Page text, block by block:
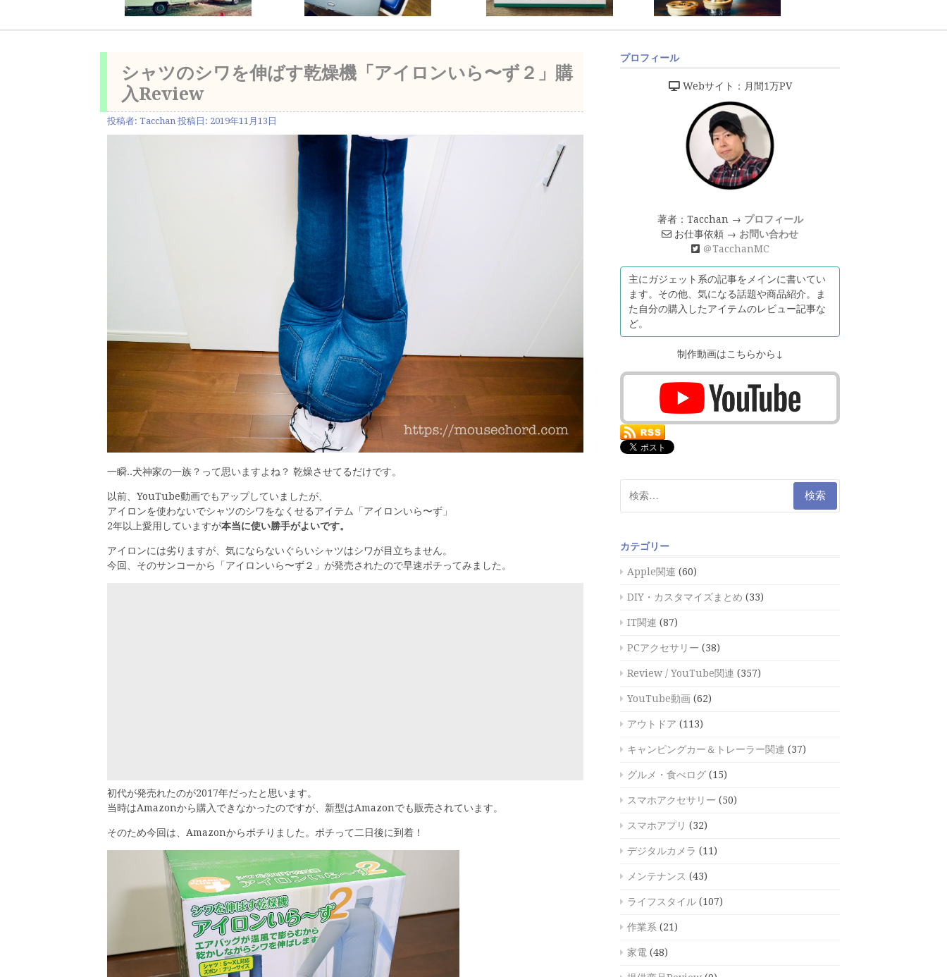
シャツのシワを伸ばす乾燥機「アイロンいら〜ず２」購
入Review
投稿者: Tacchan 投稿日: 2019年11月13日
一瞬..犬神家の一族？って思いますよね？ 乾燥させてるだけです。
以前、YouTube動画でもアップしていましたが、
アイロンを使わないでシャツのシワをなくせるアイテム「アイロンいら〜ず」
2年以上愛用していますが本当に使い勝手がよいです。
アイロンには劣りますが、気にならないぐらいシャツはシワが目立ちません。
今回、そのサンコーから「アイロンいら〜ず２」が発売されたので早速ポチってみました。
初代が発売れたのが2017年だったと思います。
当時はAmazonから購入できなかったのですが、新型はAmazonでも販売されています。
そのため今回は、Amazonからポチりました。ポチって二日後に到着！
プロフィール
Webサイト：月間1万PV
著者：Tacchan → プロフィール
お仕事依頼 → お問い合わせ
＠TacchanMC
主にガジェット系の記事をメインに書いてい
ます。その他、気になる話題や商品紹介。ま
た自分の購入したアイテムのレビュー記事な
ど。
制作動画はこちらから↓
索:
カテゴリー
Apple関連 (60)
DIY・カスタマイズまとめ (33)
IT関連 (87)
PCアクセサリー (38)
Review / YouTube関連 (357)
YouTube動画 (62)
アウトドア (113)
キャンピングカー＆トレーラー関連 (37)
グルメ・食べログ (15)
スマホアクセサリー (50)
スマホアプリ (32)
デジタルカメラ (11)
メンテナンス (43)
ライフスタイル (107)
作業系 (21)
家電 (48)